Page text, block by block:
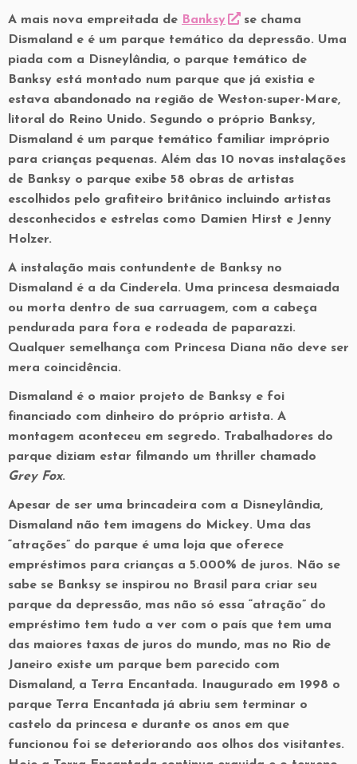
A mais nova empreitada de Banksy
se chama
Dismaland e é um parque temático da depressão. Uma
piada com a Disneylândia, o parque temático de
Banksy está montado num parque que já existia e
estava abandonado na região de Weston-super-Mare,
litoral do Reino Unido. Segundo o próprio Banksy,
Dismaland é um parque temático familiar impróprio
para crianças pequenas. Além das 10 novas instalações
de Banksy o parque exibe 58 obras de artistas
escolhidos pelo grafiteiro britânico incluindo artistas
desconhecidos e estrelas como Damien Hirst e Jenny
Holzer.
A instalação mais contundente de Banksy no
Dismaland é a da Cinderela. Uma princesa desmaiada
ou morta dentro de sua carruagem, com a cabeça
pendurada para fora e rodeada de paparazzi.
Qualquer semelhança com Princesa Diana não deve ser
mera coincidência.
Dismaland é o maior projeto de Banksy e foi
financiado com dinheiro do próprio artista. A
montagem aconteceu em segredo. Trabalhadores do
parque diziam estar filmando um thriller chamado
Grey Fox.
Apesar de ser uma brincadeira com a Disneylândia,
Dismaland não tem imagens do Mickey. Uma das
“atrações” do parque é uma loja que oferece
empréstimos para crianças a 5.000% de juros. Não se
sabe se Banksy se inspirou no Brasil para criar seu
parque da depressão, mas não só essa “atração” do
empréstimo tem tudo a ver com o país que tem uma
das maiores taxas de juros do mundo, mas no Rio de
Janeiro existe um parque bem parecido com
Dismaland, a Terra Encantada. Inaugurado em 1998 o
parque Terra Encantada já abriu sem terminar o
castelo da princesa e durante os anos em que
funcionou foi se deteriorando aos olhos dos visitantes.